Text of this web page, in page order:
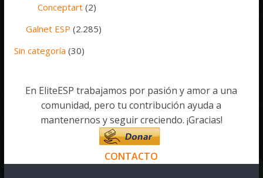
Conceptart (2)
Galnet ESP (2.285)
Sin categoría (30)
En EliteESP trabajamos por pasión y amor a una
comunidad, pero tu contribución ayuda a
mantenernos y seguir creciendo. ¡Gracias!
CONTACTO